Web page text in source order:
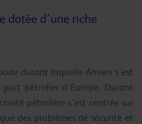
dotée d’une riche
durant laquelle Anvers s’est
pétrolier d’Europe. Durant
pétrolière s’est centrée sur
des problèmes de sécurité et